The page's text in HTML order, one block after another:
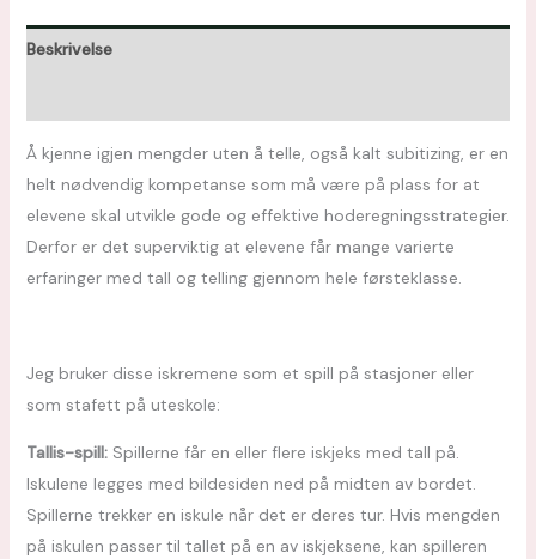
Beskrivelse
Å kjenne igjen mengder uten å telle, også kalt subitizing, er en
helt nødvendig kompetanse som må være på plass for at
elevene skal utvikle gode og effektive hoderegningsstrategier.
Derfor er det superviktig at elevene får mange varierte
erfaringer med tall og telling gjennom hele førsteklasse.
Jeg bruker disse iskremene som et spill på stasjoner eller
som stafett på uteskole:
Tallis-spill:Spillerne får en eller flere iskjeks med tall på.
Iskulene legges med bildesiden ned på midten av bordet.
Spillerne trekker en iskule når det er deres tur. Hvis mengden
på iskulen passer til tallet på en av iskjeksene, kan spilleren